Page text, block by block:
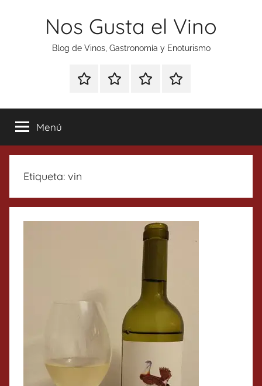
Nos Gusta el Vino
Blog de Vinos, Gastronomía y Enoturismo
Especial
Tonics
Enoturismo
Gastronomía
RankingContacto
Menú
Etiqueta: vin